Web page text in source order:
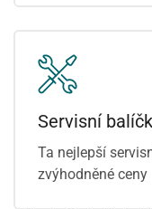
Servisní
Ta nejlepší
zvýhodněné ceny